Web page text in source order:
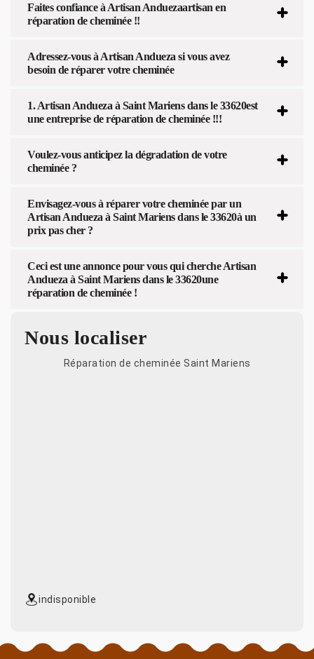
Faites confiance à Artisan Anduezaartisan en
réparation de cheminée !!
Adressez-vous à Artisan Andueza si vous avez
besoin de réparer votre cheminée
1. Artisan Andueza à Saint Mariens dans le 33620est
une entreprise de réparation de cheminée !!!
Voulez-vous anticipez la dégradation de votre
cheminée ?
Envisagez-vous à réparer votre cheminée par un
Artisan Andueza à Saint Mariens dans le 33620à un
prix pas cher ?
Ceci est une annonce pour vous qui cherche Artisan
Andueza à Saint Mariens dans le 33620une
réparation de cheminée !
Nous localiser
Réparation de cheminée Saint Mariens
indisponible